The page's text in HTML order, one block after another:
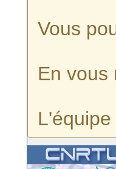
Vous
En vous